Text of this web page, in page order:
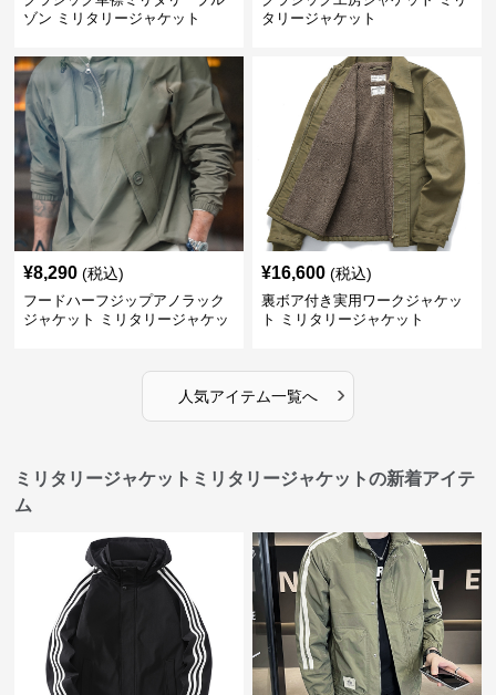
ゾン ミリタリージャケット
タリージャケット
¥8,290 (税込)
フードハーフジップアノラック
ジャケット ミリタリージャケッ
¥16,600 (税込)
裏ボア付き実用ワークジャケッ
ト ミリタリージャケット
人気アイテム一覧へ ›
ミリタリージャケットミリタリージャケットの新着アイテ
ム